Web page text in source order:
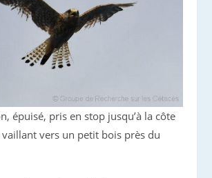
épuisé, pris en stop jusqu’à la côte
vaillant vers un petit bois près du